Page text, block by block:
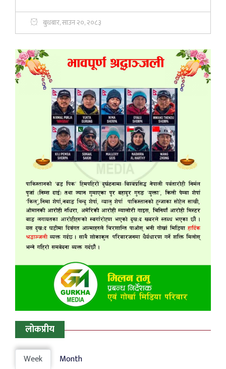
बुधबार, साउन २०, २०८३
लोकप्रीय
Week Month